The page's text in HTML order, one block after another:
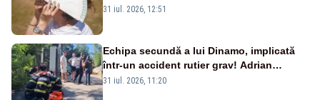
meteorologi
31 iul. 2026, 12:51
Echipa secundă a lui Dinamo, implicată
într-un accident rutier grav! Adrian
Ropotan a fost resuscitat
31 iul. 2026, 11:20